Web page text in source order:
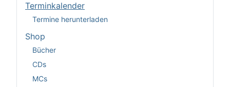
Terminkalender
Termine herunterladen
Shop
Bücher
CDs
MCs